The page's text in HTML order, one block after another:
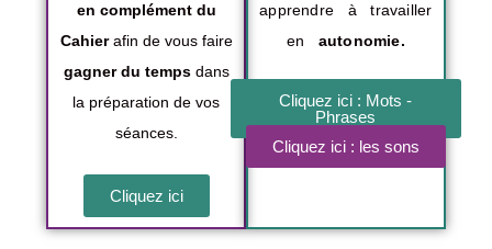
en complément du
Cahierafin de vous faire
gagner du temps dans
la préparation de vos
séances.
Cliquez ici
apprendre à travailler
en autonomie.
Cliquez ici : Mots -
Phrases
Cliquez ici : les sons